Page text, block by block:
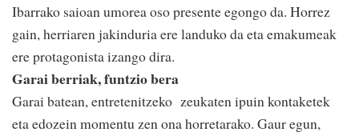
Ibarrako saioan umorea oso presente egongo da. Horrez
gain, herriaren jakinduria ere landuko da eta emakumeak
ere protagonista izango dira.
Garai berriak, funtzio bera
Garai batean, entretenitzeko zeukaten ipuin kontaketek
eta edozein momentu zen ona horretarako. Gaur egun,